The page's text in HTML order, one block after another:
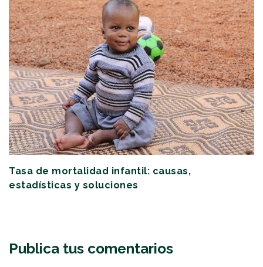
Tasa de mortalidad infantil: causas,
estadísticas y soluciones
Publica tus comentarios